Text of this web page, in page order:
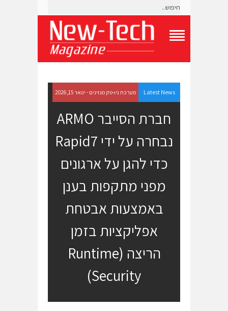
g
l
e
N
Latest News מערכת ניו-טק מגזינים - ינואר 15, 2026
חברת הסייבר ARMO
נבחרה על ידי Rapid7
כדי להגן על ארגונים
מפני מתקפות בענן
באמצעות אבטחת
אפליקציות בזמן
הריצה (Runtime
Security)